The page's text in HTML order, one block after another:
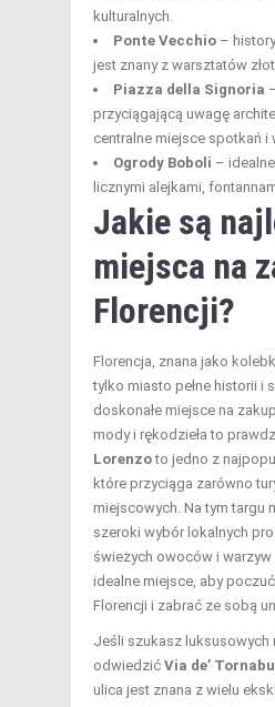
kulturalnych.
Ponte Vecchio –
jest znany z warsztatów
Piazza della Signoria
przyciągającą uwagę
centralne miejsce spotkań i
Ogrody Boboli –
licznymi alejkami,
Jakie są
miejsca na
Florencji?
Florencja, znana jako
tylko miasto pełne historii i
doskonałe miejsce na
mody i rękodzieła to
Lorenzoto jedno z
które przyciąga zarówno
miejscowych. Na tym targu
szeroki wybór lokalnych
świeżych owoców i warzyw
idealne miejsce, aby
Florencji i zabrać ze sobą
Jeśli szukasz luksusowych
odwiedzić Via de’
ulica jest znana z wielu